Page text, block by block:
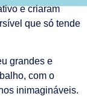
e criaram
que só tende
grandes e
com o
inimagináveis.